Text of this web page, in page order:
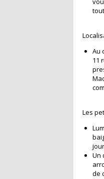
Au
11
Les
Un
de